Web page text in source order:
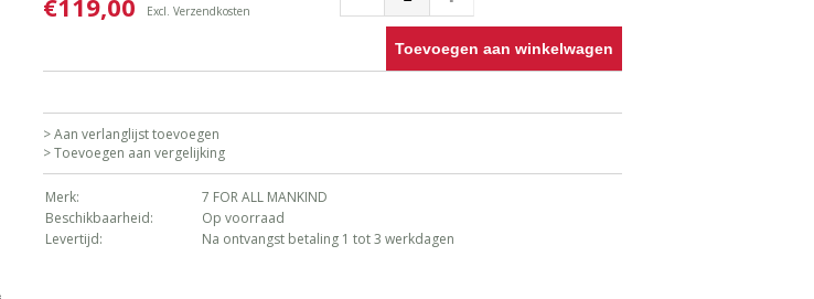
€119,00 Excl. Verzendkosten
Toevoegen aan winkelwagen
> Aan verlanglijst toevoegen
> Toevoegen aan vergelijking
Merk:
7 FOR ALL MANKIND
Beschikbaarheid:
Op voorraad
Levertijd:
Na ontvangst betaling 1 tot 3 werkdagen